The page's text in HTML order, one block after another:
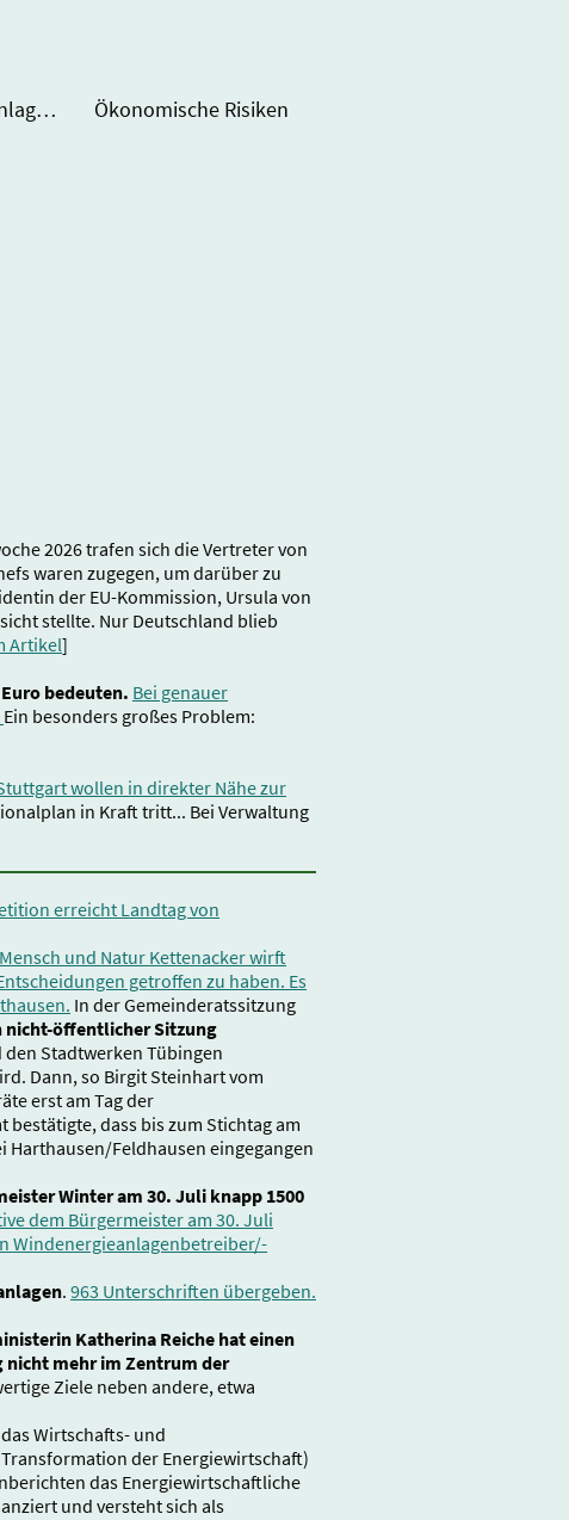
ForstBW Windkraftanlagen im Staatsforst
Ökonomische Risiken
2026 trafen sich die Vertreter von
waren zugegen, um darüber zu
der EU-Kommission, Ursula von
stellte. Nur Deutschland blieb
Artikel]
bedeuten. Bei genauer
Ein besonders großes Problem:
wollen in direkter Nähe zur
in Kraft tritt... Bei Verwaltung
erreicht Landtag von
und Natur Kettenacker wirft
getroffen zu haben. Es
In der Gemeinderatssitzung
nicht-öffentlicher Sitzung
den Stadtwerken Tübingen
Dann, so Birgit Steinhart vom
erst am Tag der
dass bis zum Stichtag am
Harthausen/Feldhausen eingegangen
Winter am 30. Juli knapp 1500
dem Bürgermeister am 30. Juli
Windenergieanlagenbetreiber/-
. 963 Unterschriften übergeben.
Katherina Reiche hat einen
mehr im Zentrum der
Ziele neben andere, etwa
Wirtschafts- und
der Energiewirtschaft)
das Energiewirtschaftliche
und versteht sich als